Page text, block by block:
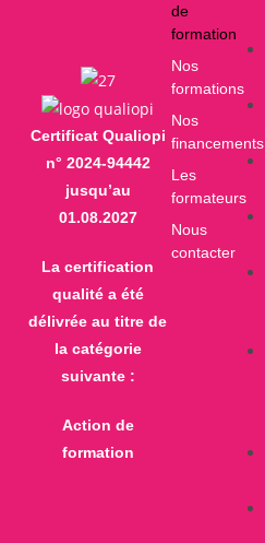
Certificat Qualiopi
n° 2024-94442
jusqu’au
01.08.2027
La certification
qualité a été
délivrée au titre de
la catégorie
suivante :
Action de
formation
de
formation
Nos
formations
Nos
financements
Les
formateurs
Nous
contacter